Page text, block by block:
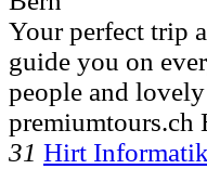
Your perfect trip
guide you on
people and
premiumtours.ch
31 Hirt